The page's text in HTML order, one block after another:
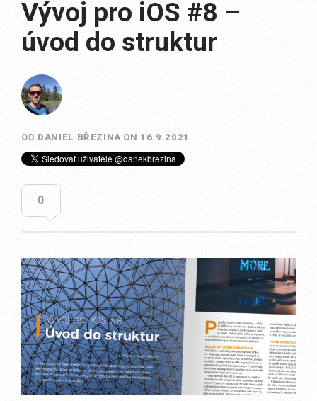
Vývoj pro iOS #8 –
úvod do struktur
OD DANIEL BŘEZINA ON 16.9.2021
0